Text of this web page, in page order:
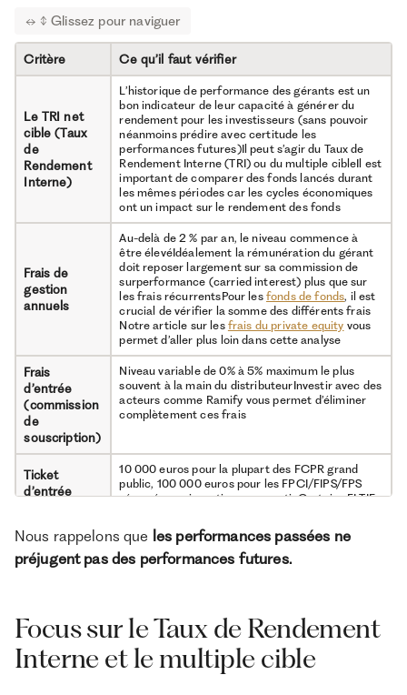
Politique ESG et
SFDR
(article 6, 8 ou
(Greenfin, ISR),
reporting d’impact
annuel, intégration
des critères ESG
dans la sélection et
le suivi
convictions
environnementales
ou sociales
géographique et
Répartition par zone
géographique
(Europe, Amérique
du Nord, etc.), par
secteur d’activité,
par nombre de
participations cibles,
par taille moyenne
des tickets, etc.
Une diversification
structurée réduit le
risque propre à une
participation et
expose à plusieurs
sources de
croissance
économique
Transparence et
qualité du
reporting
Fréquence et clarté
du reporting adressé
aux investisseursLe
standard
professionnel
recommande un
reporting trimestriel
ou semestriel,
accompagné d’états
Un reporting régulier
et détaillé est un
indicateur du sérieux
de la société de
gestion et permet de
suivre la
performance réelle
sur toute la durée de
Critère Ce qu’il faut vérifier
Le TRI net
cible (Taux
de
Rendement
Interne)
L’historique de performance des gérants est un
bon indicateur de leur capacité à générer du
rendement pour les investisseurs (sans pouvoir
néanmoins prédire avec certitude les
performances futures)Il peut s’agir du Taux de
Rendement Interne (TRI) ou du multiple cibleIl est
important de comparer des fonds lancés durant
les mêmes périodes car les cycles économiques
ont un impact sur le rendement des fonds
Frais de
gestion
annuels
Au-delà de 2 % par an, le niveau commence à
être élevéIdéalement la rémunération du gérant
doit reposer largement sur sa commission de
surperformance (carried interest) plus que sur
les frais récurrentsPour les fonds de fonds, il est
crucial de vérifier la somme des différents frais
Notre article sur les frais du private equity vous
permet d’aller plus loin dans cette analyse
Frais
d’entrée
(commission
de
souscription)
Niveau variable de 0% à 5% maximum le plus
souvent à la main du distributeurInvestir avec des
acteurs comme Ramify vous permet d’éliminer
complètement ces frais
Ticket
d’entrée
10 000 euros pour la plupart des FCPR grand
public, 100 000 euros pour les FPCI/FIPS/FPS
réservés aux investisseurs avertisCertains ELTIF
Pour les fonds fermés : entre 8 et 12 ans, souvent
prorogeable de 1 à 2 ans. Capital bloqué pendant
toute la durée du fonds, sauf cas
que souhaité. Le fonds réinvestit en continu le
produit des investissements précédents
Aucune sortie anticipée pour la majorité des
fonds communs de placement (FCPR, FPCI,
Nous rappelons que les performances passées ne
préjugent pas des performances futures.
Focus sur le Taux de Rendement
Interne et le multiple cible